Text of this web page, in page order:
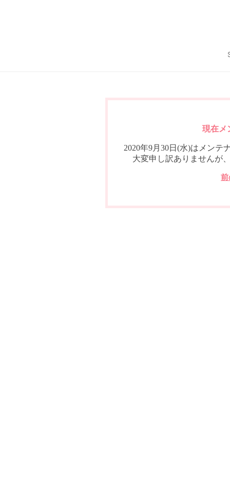
現在メ
2020年9月30日(水)はメンテ
大変申し訳ありませんが
前